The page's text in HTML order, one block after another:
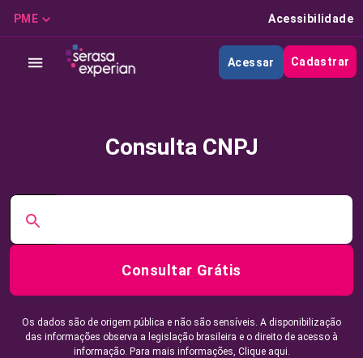
PME Acessibilidade
Acessar Cadastrar
Consulta CNPJ
Consultar Grátis
Os dados são de origem pública e não são sensíveis. A disponibilização
das informações observa a legislação brasileira e o direito de acesso à
informação. Para mais informações, Clique aqui.